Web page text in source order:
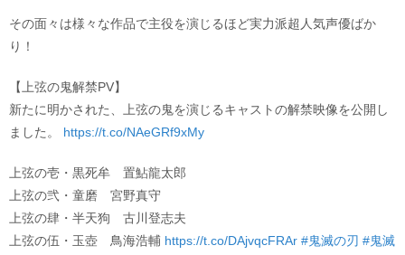
その面々は様々な作品で主役を演じるほど実力派超人気声優ばか
り！
【上弦の鬼解禁PV】
新たに明かされた、上弦の鬼を演じるキャストの解禁映像を公開し
ました。 https://t.co/NAeGRf9xMy
上弦の壱・黒死牟 置鮎龍太郎
上弦の弐・童磨 宮野真守
上弦の肆・半天狗 古川登志夫
上弦の伍・玉壺 鳥海浩輔 https://t.co/DAjvqcFRAr #鬼滅の刃 #鬼滅